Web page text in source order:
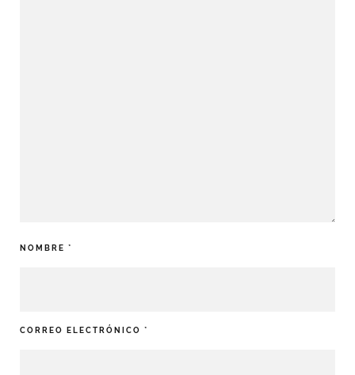
NOMBRE *
CORREO ELECTRÓNICO *